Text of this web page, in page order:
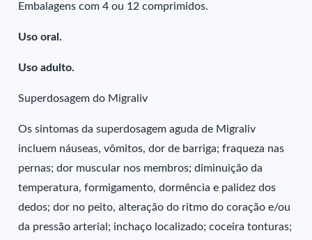
Embalagens com 4 ou 12 comprimidos.
Uso oral.
Uso adulto.
Superdosagem do Migraliv
Os sintomas da superdosagem aguda de Migraliv
incluem náuseas, vômitos, dor de barriga; fraqueza nas
pernas; dor muscular nos membros; diminuição da
temperatura, formigamento, dormência e palidez dos
dedos; dor no peito, alteração do ritmo do coração e/ou
da pressão arterial; inchaço localizado; coceira tonturas;